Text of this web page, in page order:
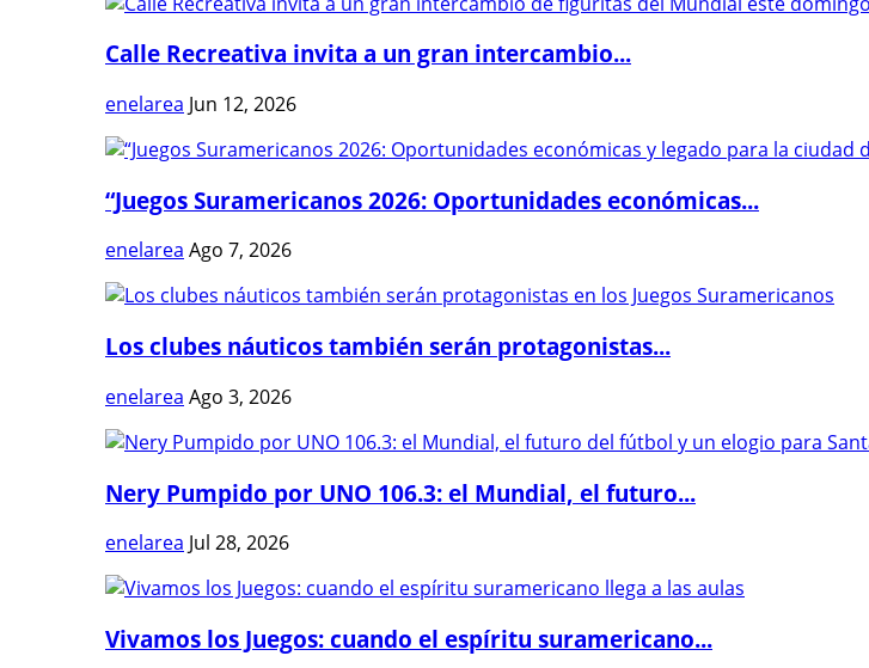
Calle Recreativa invita a un gran intercambio...
enelarea Jun 12, 2026
“Juegos Suramericanos 2026: Oportunidades económicas...
enelarea Ago 7, 2026
Los clubes náuticos también serán protagonistas...
enelarea Ago 3, 2026
Nery Pumpido por UNO 106.3: el Mundial, el futuro...
enelarea Jul 28, 2026
Vivamos los Juegos: cuando el espíritu suramericano...